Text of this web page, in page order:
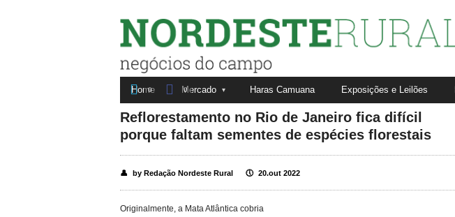
Nordeste Rural
 0  0
Fale conosco Anuncie aqui
Home Mercado Haras Camuana Exposições e Leilões
Reflorestamento no Rio de Janeiro fica difícil
porque faltam sementes de espécies florestais
👤 by Redação Nordeste Rural 🕔 20.out 2022
Originalmente, a Mata Atlântica cobria